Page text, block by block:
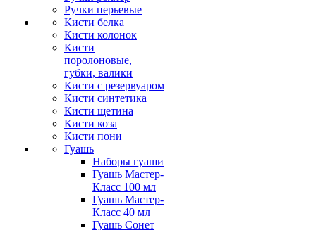
Ручки перьевые
Кисти белка
Кисти колонок
Кисти
поролоновые,
губки, валики
Кисти с резервуаром
Кисти синтетика
Кисти щетина
Кисти коза
Кисти пони
Гуашь
Наборы гуаши
Гуашь Мастер-
Класс 100 мл
Гуашь Мастер-
Класс 40 мл
Гуашь Сонет